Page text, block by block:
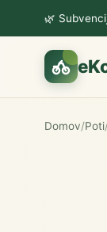
🌿
Domov/Poti